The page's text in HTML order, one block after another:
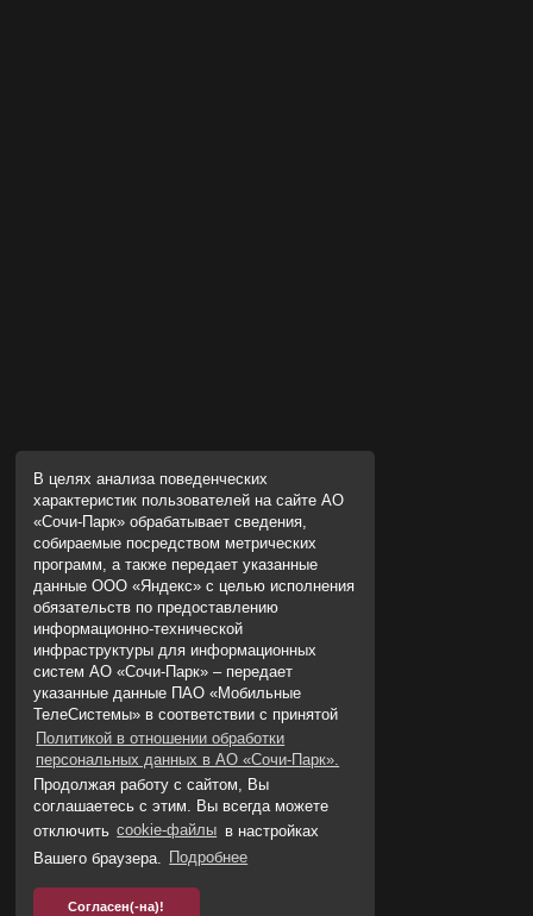
В целях анализа поведенческих
характеристик пользователей на сайте АО
«Сочи-Парк» обрабатывает сведения,
собираемые посредством метрических
программ, а также передает указанные
данные ООО «Яндекс» с целью исполнения
обязательств по предоставлению
информационно-технической
инфраструктуры для информационных
систем АО «Сочи-Парк» – передает
указанные данные ПАО «Мобильные
ТелеСистемы» в соответствии с принятой
Политикой в отношении обработки
персональных данных в АО «Сочи-Парк».
Продолжая работу с сайтом, Вы
соглашаетесь с этим. Вы всегда можете
отключить cookie-файлы в настройках
Вашего браузера. Подробнее
Согласен(-на)!